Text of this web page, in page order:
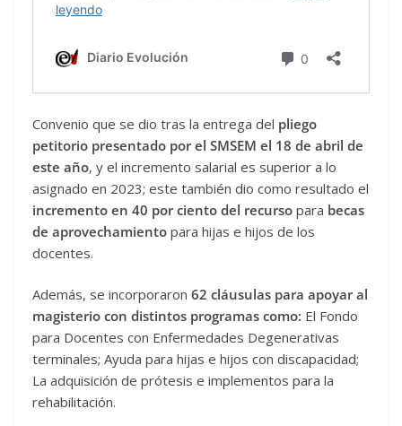
Convenio que se dio tras la entrega del pliego
petitorio presentado por el SMSEM el 18 de abril de
este año, y el incremento salarial es superior a lo
asignado en 2023; este también dio como resultado el
incremento en 40 por ciento del recurso para becas
de aprovechamiento para hijas e hijos de los
docentes.
Además, se incorporaron 62 cláusulas para apoyar al
magisterio con distintos programas como: El Fondo
para Docentes con Enfermedades Degenerativas
terminales; Ayuda para hijas e hijos con discapacidad;
La adquisición de prótesis e implementos para la
rehabilitación.